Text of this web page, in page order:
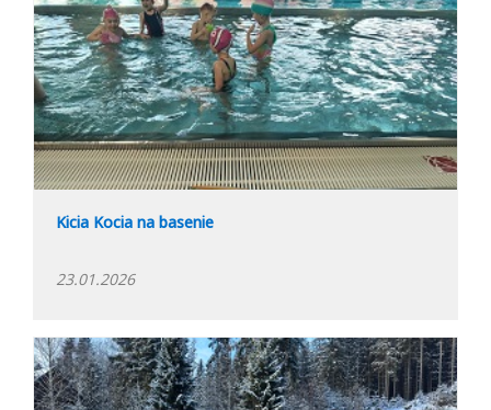
Kicia Kocia na basenie
23.01.2026